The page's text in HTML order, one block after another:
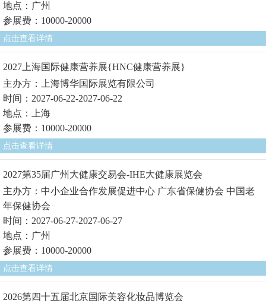
地点：广州
参展费：10000-20000
点击查看详情
2027上海国际健康营养展{HNC健康营养展}
主办方：上海博华国际展览有限公司
时间：2027-06-22-2027-06-22
地点：上海
参展费：10000-20000
点击查看详情
2027第35届广州大健康交易会-IHE大健康展览会
主办方：中小企业合作发展促进中心 广东省保健协会 中国老
年保健协会
时间：2027-06-27-2027-06-27
地点：广州
参展费：10000-20000
点击查看详情
2026第四十五届北京国际美容化妆品博览会